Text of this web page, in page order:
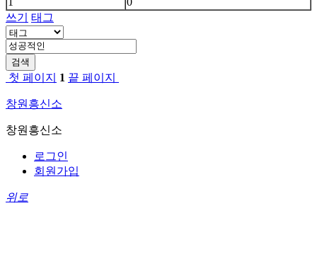
쓰기
태그
검색
첫 페이지 1 끝 페이지
창원흥신소
창원흥신소
로그인
회원가입
위로